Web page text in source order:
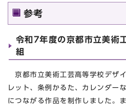
参考
令和7年度の京都市立美術
組
京都市立美術工芸高等学校デザ
レット、条例かるた、カレンダー
につながる作品を制作しました。